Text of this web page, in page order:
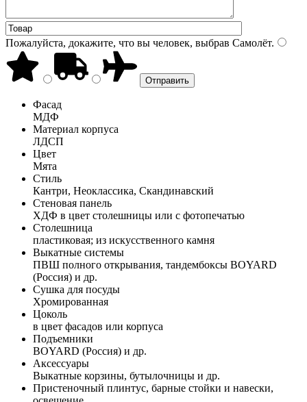
Пожалуйста, докажите, что вы человек, выбрав Самолёт.
Фасад
МДФ
Материал корпуса
ЛДСП
Цвет
Мята
Стиль
Кантри, Неоклассика, Скандинавский
Стеновая панель
ХДФ в цвет столешницы или с фотопечатью
Столешница
пластиковая; из искусственного камня
Выкатные системы
ПВШ полного открывания, тандембоксы BOYARD
(Россия) и др.
Сушка для посуды
Хромированная
Цоколь
в цвет фасадов или корпуса
Подъемники
BOYARD (Россия) и др.
Аксессуары
Выкатные корзины, бутылочницы и др.
Пристеночный плинтус, барные стойки и навески,